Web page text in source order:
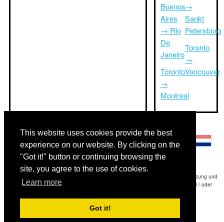
This website uses cookies provide the best
experience on our website. By clicking on the
"Got it!" button or continuing browsing the
site, you agree to the use of cookies.
Learn more
Got it!
Buenos
Aires
→ Rio
De
Janeiro
Toronto
→
Montreal
→
Sankt
Petersburg
Toronto
→
Vancouver
Haftungsausschluss: Die Informationen auf dieser Website ist unsere beste Schätzung und
für nur Ihre Referenz.Triptimeto.com haftet nicht für jede Reise Verzögerung und / oder